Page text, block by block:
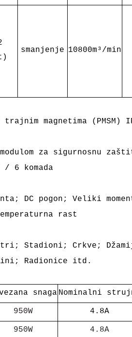
smanjenje 10800m³/min
magnetima (PMSM)
za sigurnosnu
6 komada
DC pogon; Veliki
rast
Stadioni; Crkve;
Radionice itd.
snaga Nominalni
950W 4.8A
950W 4.8A